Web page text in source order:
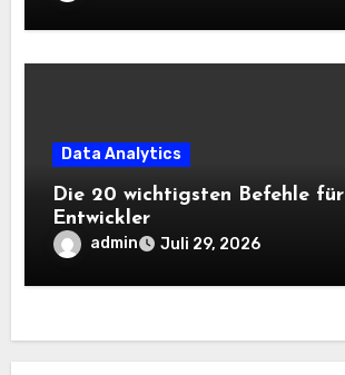
Data Analytics
Die 20 wichtigsten Befehle für
Entwickler
admin Juli 29, 2026